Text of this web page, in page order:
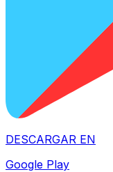
DESCARGAR EN
Google Play